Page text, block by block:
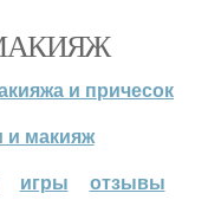
и причесок
и макияж
игры отзывы